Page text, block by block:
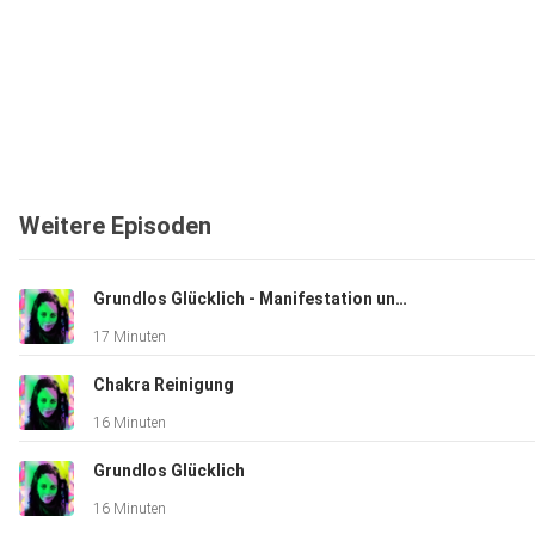
Weitere Episoden
Grundlos Glücklich - Manifestation und worauf Du jetzt besonders achten solltest
17 Minuten
Chakra Reinigung
16 Minuten
Grundlos Glücklich
16 Minuten